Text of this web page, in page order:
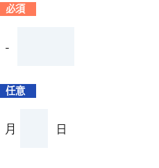
必須
-
任意
月 日